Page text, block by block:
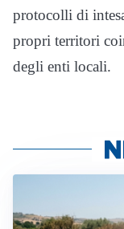
protocolli di
propri territori
degli enti locali.